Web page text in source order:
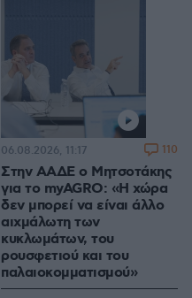
Στην ΑΑΔΕ ο Μητσοτάκης
για το myAGRO: «Η χώρα
δεν μπορεί να είναι άλλο
αιχμάλωτη των
κυκλωμάτων, του
ρουσφετιού και του
παλαιοκομματισμού»
06.08.2026, 11:17 110